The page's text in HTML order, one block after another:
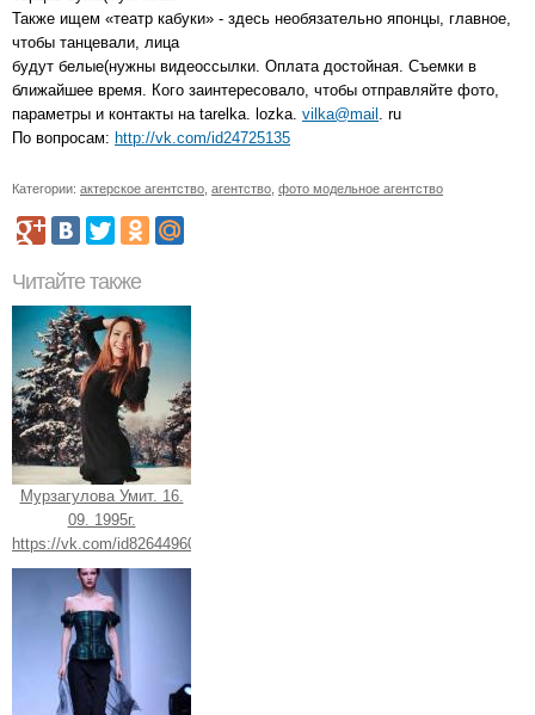
Также ищем «театр кабуки» - здесь необязательно японцы, главное,
чтобы танцевали, лица
будут белые(нужны видеоссылки. Оплата достойная. Съемки в
ближайшее время. Кого заинтересовало, чтобы отправляйте фото,
параметры и контакты на tarelka. lozka. vilka@mail . ru
По вопросам: http://vk.com/id24725135
Категории: актерское агентство агентство фото модельное агентство
Читайте также
Мурзагулова Умит. 16.
09. 1995г.
https://vk.com/id82644960.